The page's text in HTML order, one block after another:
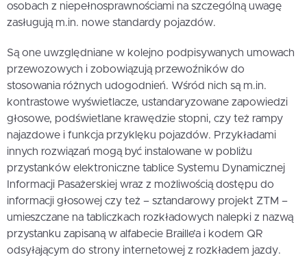
osobach z niepełnosprawnościami na szczególną uwagę
zasługują m.in. nowe standardy pojazdów.
Są one uwzględniane w kolejno podpisywanych umowach
przewozowych i zobowiązują przewoźników do
stosowania różnych udogodnień. Wśród nich są m.in.
kontrastowe wyświetlacze, ustandaryzowane zapowiedzi
głosowe, podświetlane krawędzie stopni, czy też rampy
najazdowe i funkcja przyklęku pojazdów. Przykładami
innych rozwiązań mogą być instalowane w pobliżu
przystanków elektroniczne tablice Systemu Dynamicznej
Informacji Pasażerskiej wraz z możliwością dostępu do
informacji głosowej czy też – sztandarowy projekt ZTM –
umieszczane na tabliczkach rozkładowych nalepki z nazwą
przystanku zapisaną w alfabecie Braille’a i kodem QR
odsyłającym do strony internetowej z rozkładem jazdy.